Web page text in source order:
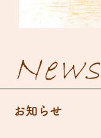
News
お知らせ